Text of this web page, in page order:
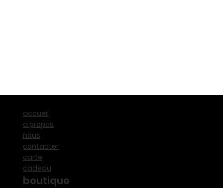
accueil
a propos
nous
contacter
carte
cadeau
boutique